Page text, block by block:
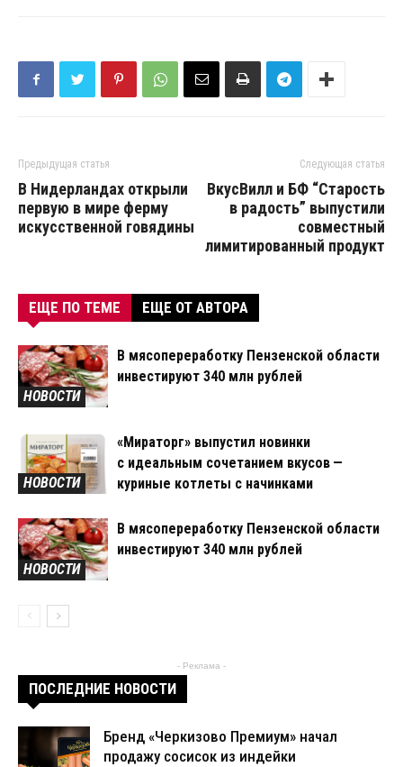
Предыдущая статья
В Нидерландах открыли
первую в мире ферму
искусственной говядины
Следующая статья
ВкусВилл и БФ “Старость
в радость” выпустили
совместный
лимитированный продукт
ЕЩЕ ПО ТЕМЕ ЕЩЕ ОТ АВТОРА
НОВОСТИ
В мясопереработку Пензенской области
инвестируют 340 млн рублей
НОВОСТИ
«Мираторг» выпустил новинки
с идеальным сочетанием вкусов —
куриные котлеты с начинками
НОВОСТИ
В мясопереработку Пензенской области
инвестируют 340 млн рублей
- Реклама -
ПОСЛЕДНИЕ НОВОСТИ
Бренд «Черкизово Премиум» начал
продажу сосисок из индейки